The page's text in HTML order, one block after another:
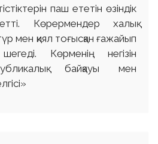
паш ететін өзіндік
Көрермендер халық
мен қиял тоғысқан ғажайып
Көрменің негізін
байқауы мен